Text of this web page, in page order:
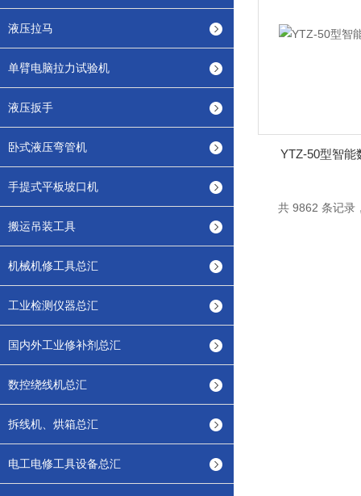
液压拉马
单臂电脑拉力试验机
液压扳手
卧式液压弯管机
手提式平板坡口机
搬运吊装工具
机械机修工具总汇
工业检测仪器总汇
国内外工业修补剂总汇
数控绕线机总汇
拆线机、烘箱总汇
电工电修工具设备总汇
YTZ-50型智能
共 9862 条记